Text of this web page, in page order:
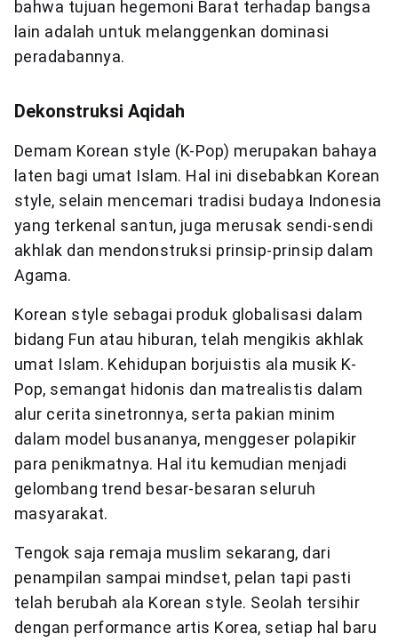
bahwa tujuan hegemoni Barat terhadap bangsa
lain adalah untuk melanggenkan dominasi
peradabannya.
Dekonstruksi Aqidah
Demam Korean style (K-Pop) merupakan bahaya
laten bagi umat Islam. Hal ini disebabkan Korean
style, selain mencemari tradisi budaya Indonesia
yang terkenal santun, juga merusak sendi-sendi
akhlak dan mendonstruksi prinsip-prinsip dalam
Agama.
Korean style sebagai produk globalisasi dalam
bidang Fun atau hiburan, telah mengikis akhlak
umat Islam. Kehidupan borjuistis ala musik K-
Pop, semangat hidonis dan matrealistis dalam
alur cerita sinetronnya, serta pakian minim
dalam model busananya, menggeser polapikir
para penikmatnya. Hal itu kemudian menjadi
gelombang trend besar-besaran seluruh
masyarakat.
Tengok saja remaja muslim sekarang, dari
penampilan sampai mindset, pelan tapi pasti
telah berubah ala Korean style. Seolah tersihir
dengan performance artis Korea, setiap hal baru